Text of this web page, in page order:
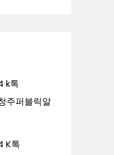
k톡
주퍼블릭알
K톡